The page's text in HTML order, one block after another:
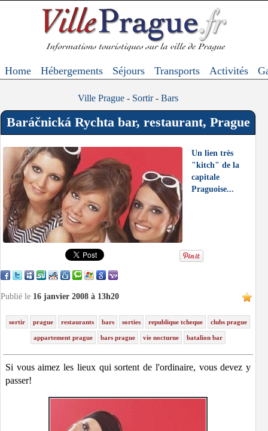
Home Hébergements Séjours Transports Activités
Ville Prague - Sortir - Bars
Baráčnická Rychta bar, restaurant, Prague
Un lien très
"kitch" de la
capitale
Praguoise...
Publié le 16 janvier 2008 à 13h20
sortir prague restaurants bars sorties republique tcheque clubs prague
appartement prague bars prague vie nocturne batalion bar
Si vous aimez les lieux qui sortent de l'ordinaire, vous devez y
passer!